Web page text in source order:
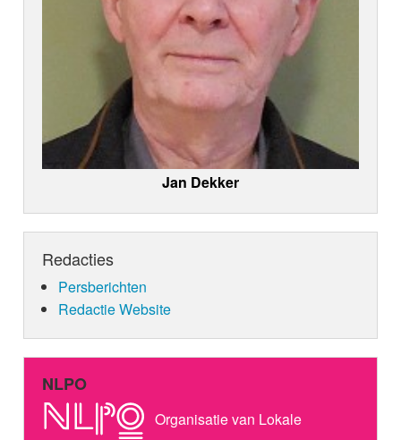
Jan Dekker
Redacties
Persberichten
Redactie Website
NLPO
Organisatie van Lokale